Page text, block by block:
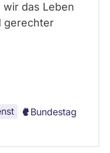
das Leben
gerechter
Bundestag